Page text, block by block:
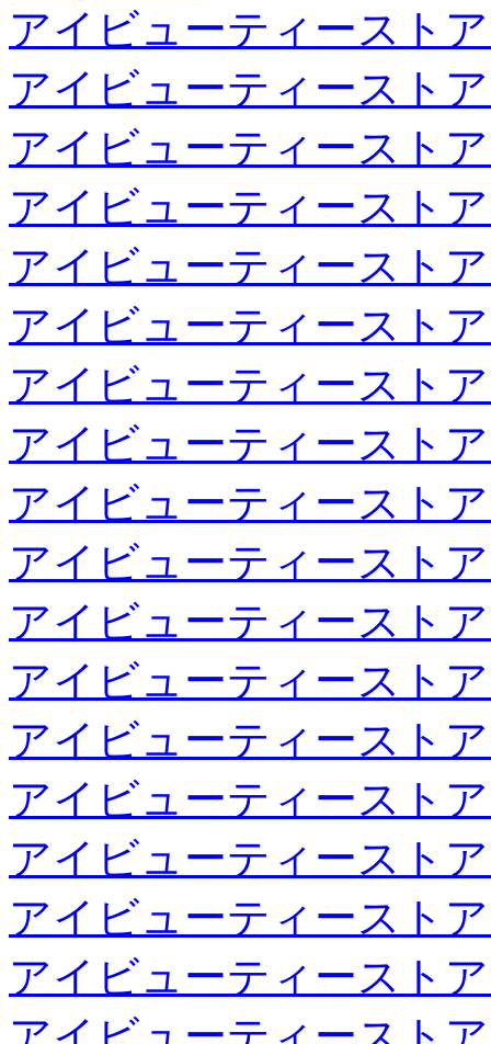
アイビューティースト
アイビューティースト
アイビューティースト
アイビューティースト
アイビューティースト
アイビューティースト
アイビューティースト
アイビューティースト
アイビューティースト
アイビューティースト
アイビューティースト
アイビューティースト
アイビューティースト
アイビューティースト
アイビューティースト
アイビューティースト
アイビューティースト